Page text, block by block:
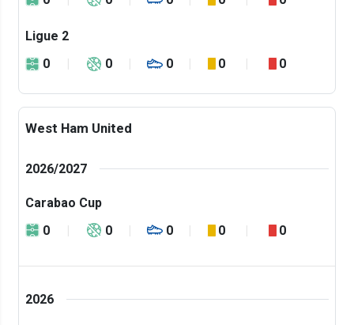
Ligue 2
0
0 0 0 0
West Ham United
2026/2027
Carabao Cup
0
0 0 0 0
2026